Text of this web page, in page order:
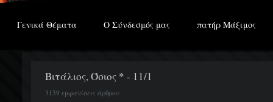
Γενικά Θέματα Ο Σύνδεσμός μας πατήρ Μάξιμος
Βιτάλιος, Όσιος * - 11/1
3159 εμφανίσεις άρθρου